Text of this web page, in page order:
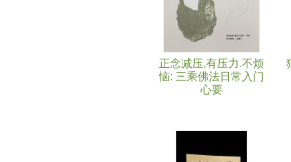
正念减压,有压力.不烦
恼: 三乘佛法日常入门
心要